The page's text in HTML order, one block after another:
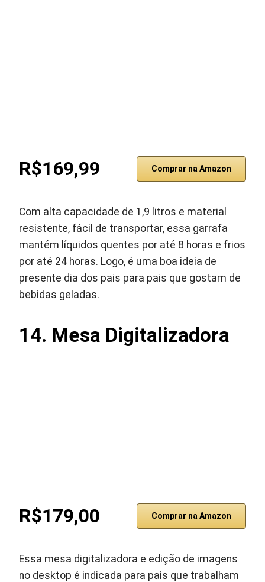
R$169,99 Comprar na Amazon
Com alta capacidade de 1,9 litros e material
resistente, fácil de transportar, essa garrafa
mantém líquidos quentes por até 8 horas e frios
por até 24 horas. Logo, é uma boa ideia de
presente dia dos pais para pais que gostam de
bebidas geladas.
14. Mesa Digitalizadora
R$179,00 Comprar na Amazon
Essa mesa digitalizadora e edição de imagens
no desktop é indicada para pais que trabalham